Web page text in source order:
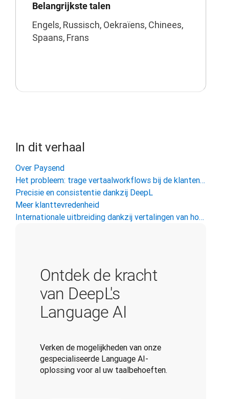
Belangrijkste talen
Engels, Russisch, Oekraïens, Chinees,
Spaans, Frans
In dit verhaal
Over Paysend
Het probleem: trage vertaalworkflows bij de klantenservice
Precisie en consistentie dankzij DeepL
Meer klanttevredenheid
Internationale uitbreiding dankzij vertalingen van hoge kwaliteit
Ontdek de kracht
van DeepL's
Language AI
Verken de mogelijkheden van onze
gespecialiseerde Language AI-
oplossing voor al uw taalbehoeften.